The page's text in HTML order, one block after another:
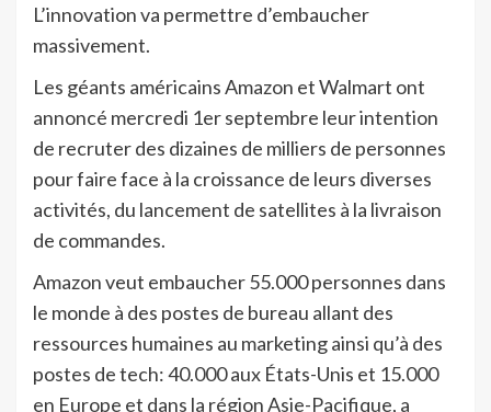
L’innovation va permettre d’embaucher
massivement.
Les géants américains Amazon et Walmart ont
annoncé mercredi 1er septembre leur intention
de recruter des dizaines de milliers de personnes
pour faire face à la croissance de leurs diverses
activités, du lancement de satellites à la livraison
de commandes.
Amazon veut embaucher 55.000 personnes dans
le monde à des postes de bureau allant des
ressources humaines au marketing ainsi qu’à des
postes de tech: 40.000 aux États-Unis et 15.000
en Europe et dans la région Asie-Pacifique, a